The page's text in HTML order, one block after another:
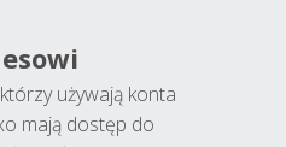
używają konta
mają dostęp do